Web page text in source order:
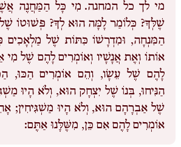
מי לך כל המחנה. מִי כָּל הַמַּחֲנֶה
שֶׁלְּךָ? כְּלוֹמַר לָמָּה הוּא לְךָ? פְּשׁוּטוֹ
הַמִּנְחָה, וּמִדְרָשׁוֹ כִּתּוֹת שֶׁל מַלְאָכִים
אוֹתוֹ וְאֶת אֲנָשָׁיו וְאוֹמְרִים לָהֶם שֶׁל מִי
לָהֶם שֶׁל עֵשָׂו, וְהֵם אוֹמְרִים הַכּוּ,
הַנִּיחוּ, בְּנוֹ שֶׁל יִצְחָק הוּא, וְלֹא הָיוּ
שֶׁל אַבְרָהָם הוּא, וְלֹא הָיוּ מַשְׁגִּיחִין;
אוֹמְרִים לָהֶם אִם כֵּן, מִשֶּׁלָּנוּ אַתֶּם: